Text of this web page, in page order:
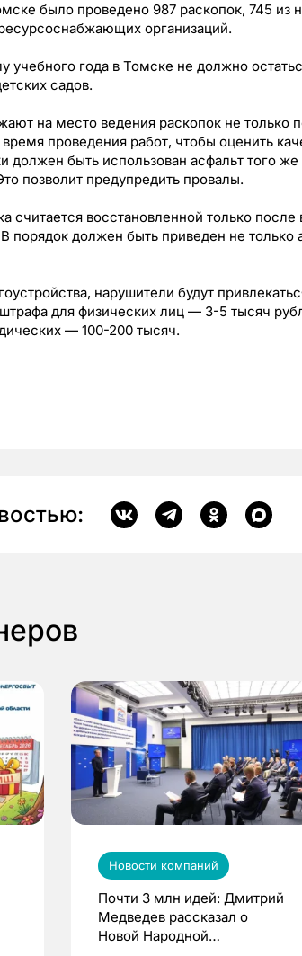
было проведено 987 раскопок, 745 из
организаций.
учебного года в Томске не должно
садов.
на место ведения раскопок не только
проведения работ, чтобы оценить
должен быть использован асфальт того
позволит предупредить провалы.
считается восстановленной только
порядок должен быть приведен не только
нарушители будут
штрафа для физических лиц — 3-5 тысяч
— 100-200 тысяч.
Новости компаний
Почти 3 млн идей: Дмитрий
Медведев рассказал о
Новой Народной